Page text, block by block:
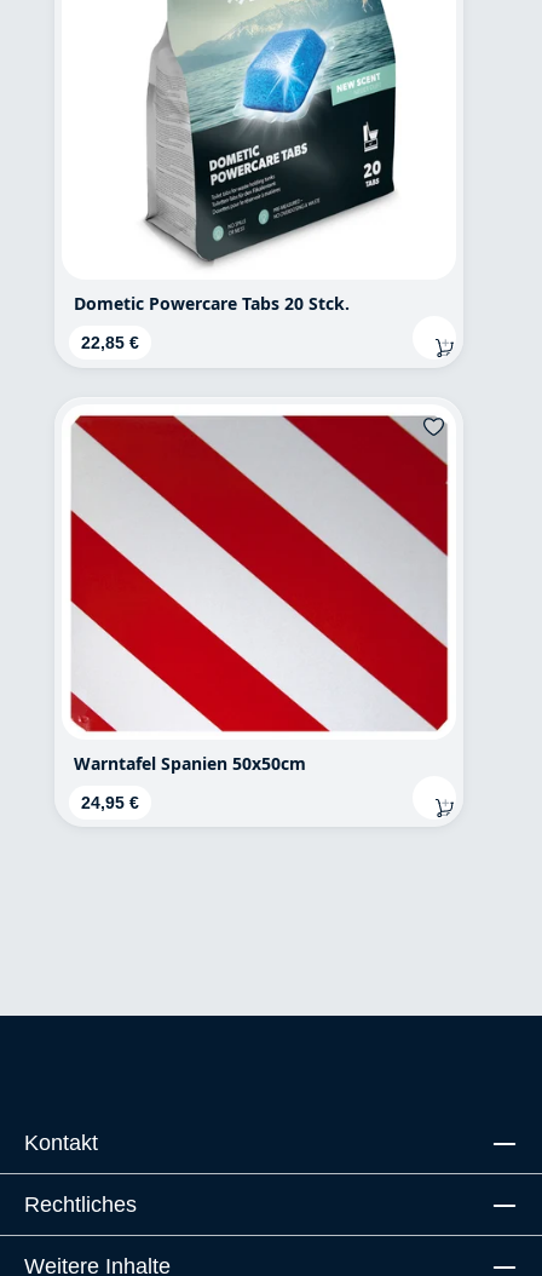
Dometic Powercare Tabs 20 Stck.
Regulärer Preis:
22,85 €
Warntafel Spanien 50x50cm
Regulärer Preis:
24,95 €
Kontakt
Rechtliches
Weitere Inhalte